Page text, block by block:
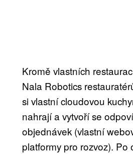
Kromě vlastních
Nala Robotics
si vlastní cloudovou
nahrají a vytvoří se
objednávek (vlastní
platformy pro rozvoz). Po